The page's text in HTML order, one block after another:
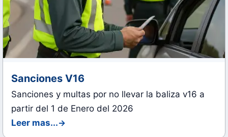
Sanciones V16
Sanciones y multas por no llevar la baliza v16 a
partir del 1 de Enero del 2026
Leer mas...